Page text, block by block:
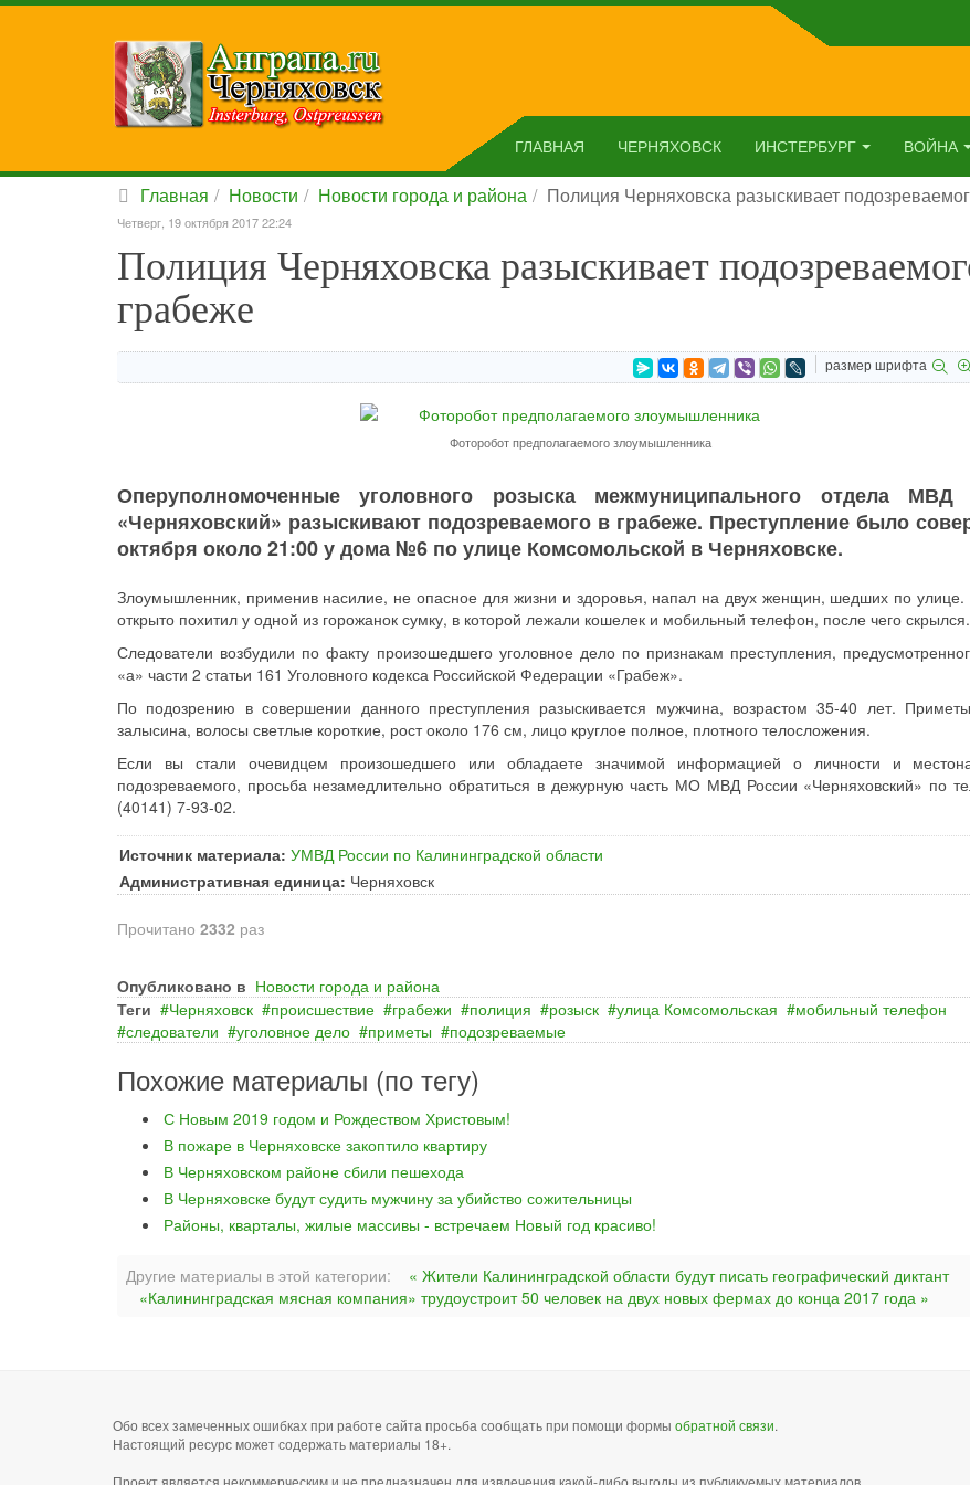
ГЛАВНАЯ ЧЕРНЯХОВСК ИНСТЕРБУРГ ВОЙНА
Главная Новости Новости города и района Полиция Черняховска разыскивает
Четверг, 19 октября 2017 22:24
Полиция Черняховска разыскивает
грабеже
размер шрифта
Фоторобот предполагаемого злоумышленника
Оперуполномоченные уголовного розыска межмуниципального отдела МВД
«Черняховский» разыскивают подозреваемого в грабеже. Преступление было
октября около 21:00 у дома №6 по улице Комсомольской в Черняховске.
Злоумышленник, применив насилие, не опасное для жизни и здоровья, напал на двух женщин, шедших по улице.
открыто похитил у одной из горожанок сумку, в которой лежали кошелек и мобильный телефон, после чего скрылся.
Следователи возбудили по факту произошедшего уголовное дело по признакам преступления,
«а» части 2 статьи 161 Уголовного кодекса Российской Федерации «Грабеж».
По подозрению в совершении данного преступления разыскивается мужчина, возрастом 35-40 лет.
залысина, волосы светлые короткие, рост около 176 см, лицо круглое полное, плотного телосложения.
Если вы стали очевидцем произошедшего или обладаете значимой информацией о личности и
подозреваемого, просьба незамедлительно обратиться в дежурную часть МО МВД России «Черняховский» по
(40141) 7-93-02.
Источник материала: УМВД России по Калининградской области
Административная единица: Черняховск
Прочитано 2332 раз
Опубликовано в Новости города и района
Теги
Черняховск происшествие грабежи полиция розыск улица Комсомольская
мобильный телефон
следователи
уголовное дело приметы подозреваемые
Похожие материалы (по тегу)
С Новым 2019 годом и Рождеством Христовым!
В пожаре в Черняховске закоптило квартиру
В Черняховском районе сбили пешехода
В Черняховске будут судить мужчину за убийство сожительницы
Районы, кварталы, жилые массивы - встречаем Новый год красиво!
Другие материалы в этой категории:
« Жители Калининградской области будут писать географический диктант
«Калининградская мясная компания» трудоустроит 50 человек на двух новых фермах до конца 2017 года »
Обо всех замеченных ошибках при работе сайта просьба сообщать при помощи формы обратной связи.
Настоящий ресурс может содержать материалы 18+.